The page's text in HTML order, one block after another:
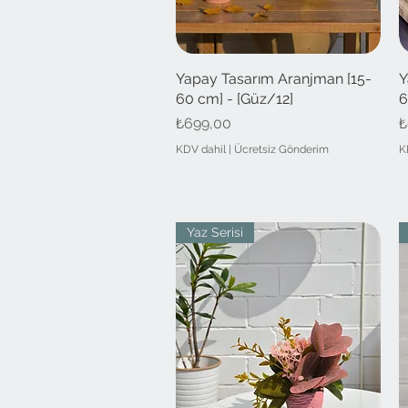
Hızlı Bakış
Yapay Tasarım Aranjman [15-
60 cm] - [Güz/12]
Fiyat
₺699,00
KDV dahil | Ücretsiz Gönderim
Yaz Serisi